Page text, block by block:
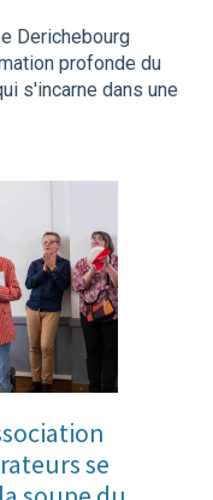
Derichebourg
profonde du
s'incarne dans une
se